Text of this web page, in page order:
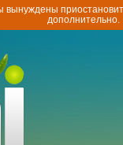
вынуждены